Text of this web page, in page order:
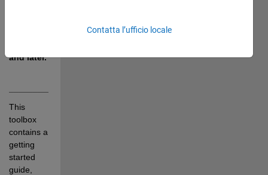
and later.
This
toolbox
contains a
getting
started
guide,
Contatta l’ufficio locale